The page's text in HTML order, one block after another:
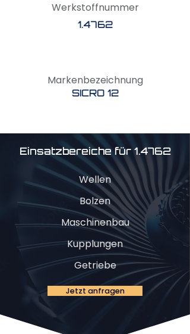
Werkstoffnummer
1.4762
Markenbezeichnung
SICRO 12
Einsatzbereiche für 1.4762
Wellen
Bolzen
Maschinenbau
Kupplungen
Getriebe
Jetzt anfragen